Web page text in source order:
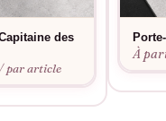
des
/ par article
À